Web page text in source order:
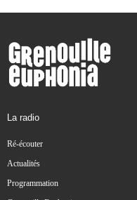
La radio
Ré-écouter
Actualités
Programmation